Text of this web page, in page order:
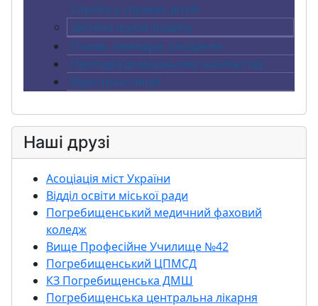
Служба у справах дітей
Дитина шукає родину
Плани, семінари, засідання
Протидія домашньому насильству
Відеотрансляція
Наші друзі
Асоціація міст України
Відділ освіти міської ради
Погребищенський медичний фаховий
коледж
Вище Професійне Училище №42
Погребищенський ЦПМСД
КЗ Погребищенська ДМШ
Погребищенська центральна лікарня